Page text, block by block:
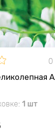
0
1 шт